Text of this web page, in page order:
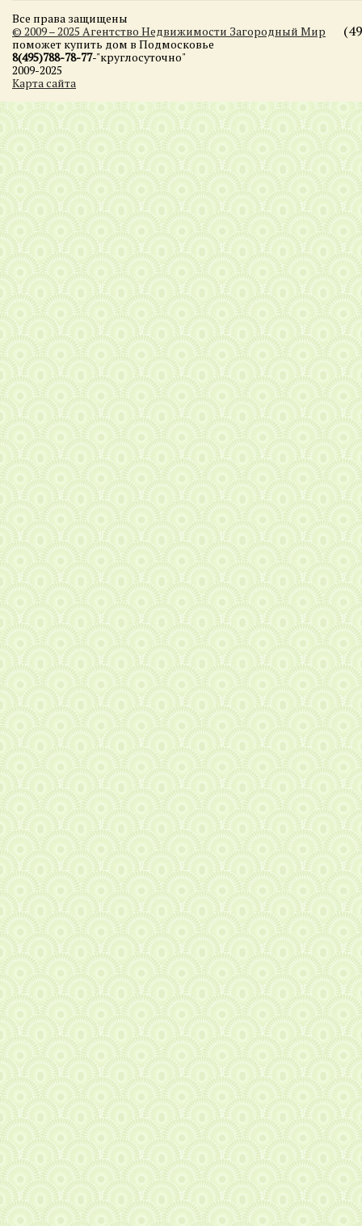
Все права защищены
© 2009 – 2025 Агентство Недвижимости Загородный Мир
поможет купить дом в Подмосковье
8(495)788-78-77-"круглосуточно"
2009-2025
Карта сайта